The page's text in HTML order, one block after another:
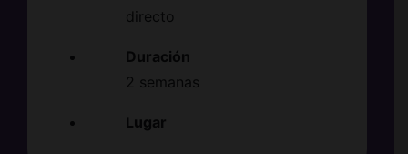
directo
Duración
2 semanas
Lugar